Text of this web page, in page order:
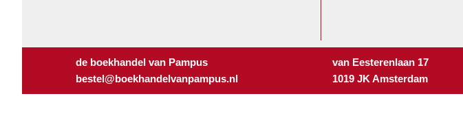
de boekhandel van Pampus
bestel@boekhandelvanpampus.nl
van Eesterenlaan 17
1019 JK Amsterdam